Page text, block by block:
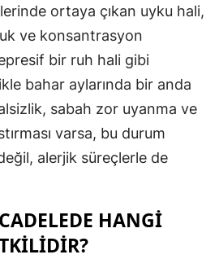
Malatya
Mardin
Muğla
Nevşehir
ortaya çıkan uyku hali,
ve konsantrasyon
bir ruh hali gibi
bahar aylarında bir anda
sabah zor uyanma ve
varsa, bu durum
alerjik süreçlerle de
HANGI